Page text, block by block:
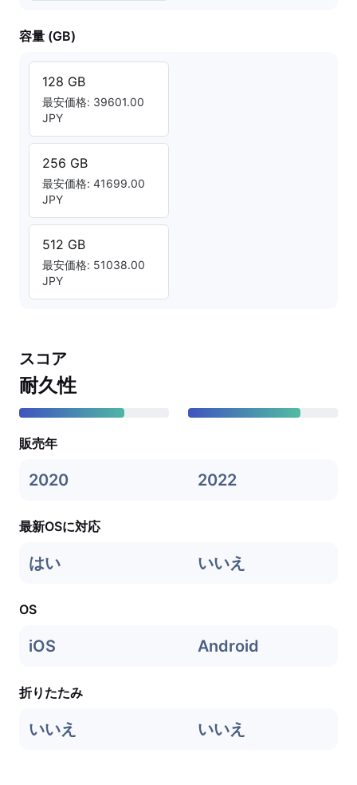
容量 (GB)
128 GB
最安価格: 39601.00
JPY
256 GB
最安価格: 41699.00
JPY
512 GB
最安価格: 51038.00
JPY
スコア
耐久性
販売年
2020 2022
最新OSに対応
はい いいえ
OS
iOS Android
折りたたみ
いいえ いいえ